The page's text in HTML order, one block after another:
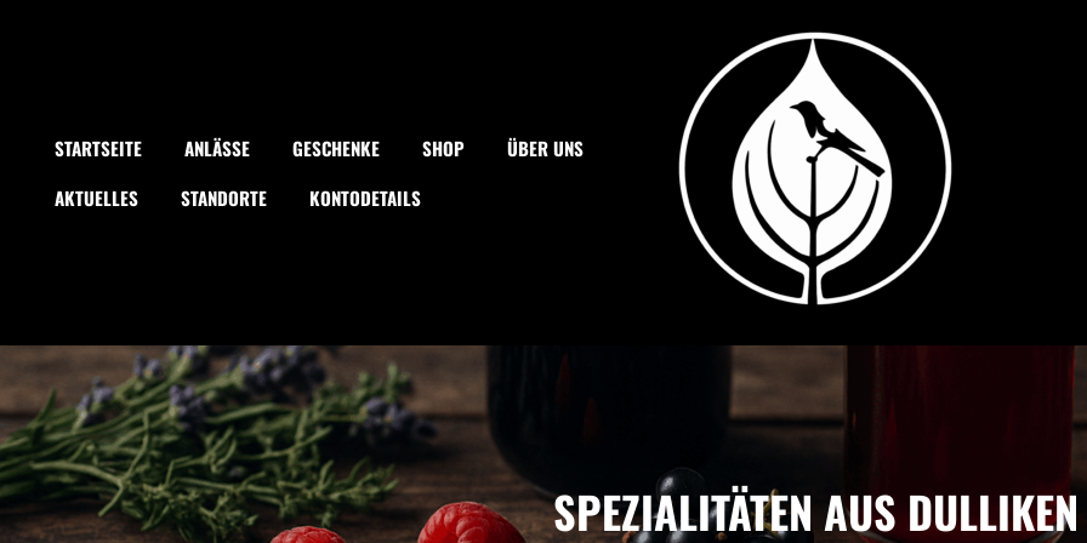
STARTSEITE ANLÄSSE GESCHENKE SHOP
ÜBER UNS
AKTUELLES
STANDORTE KONTODETAILS
SPEZIALITÄTEN OTT
Dulliker Spezialitäten
SPEZIALITÄTEN AUS DULLIKEN